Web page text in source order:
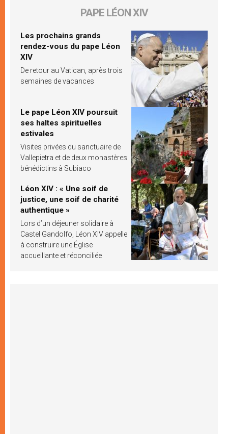
PAPE LÉON XIV
Les prochains grands
rendez-vous du pape Léon
XIV
De retour au Vatican, après trois
semaines de vacances
Le pape Léon XIV poursuit
ses haltes spirituelles
estivales
Visites privées du sanctuaire de
Vallepietra et de deux monastères
bénédictins à Subiaco
Léon XIV : « Une soif de
justice, une soif de charité
authentique »
Lors d’un déjeuner solidaire à
Castel Gandolfo, Léon XIV appelle
à construire une Église
accueillante et réconciliée